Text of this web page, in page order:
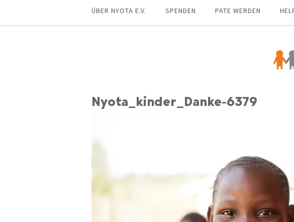
ÜBER NYOTA E.V. SPENDEN PATE WERDEN
Nyota_kinder_Danke-6379